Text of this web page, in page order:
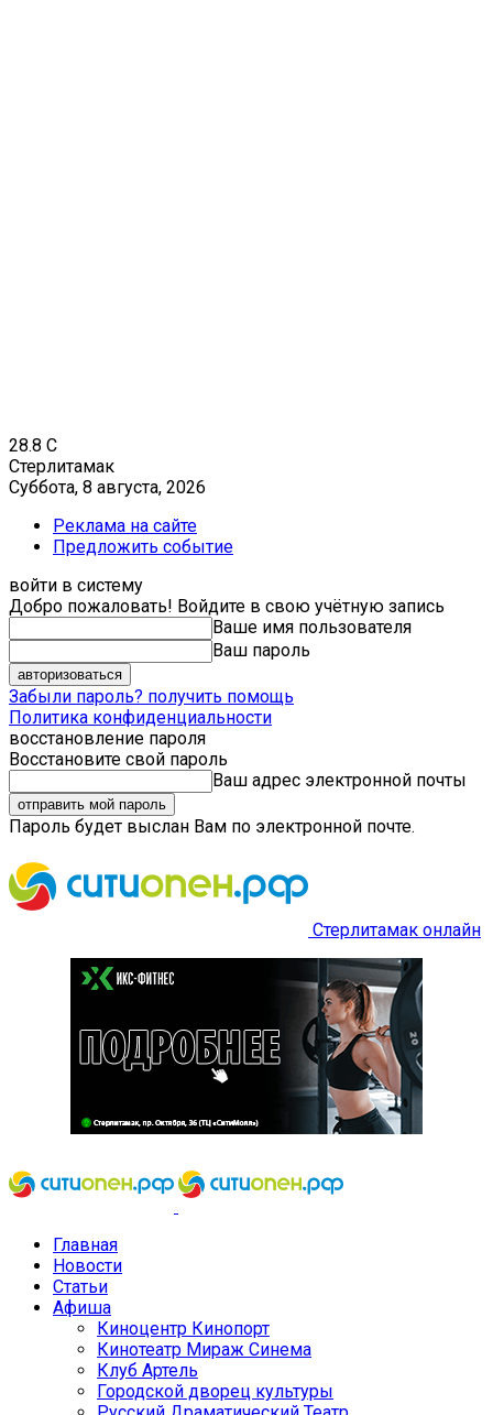
28.8 C
Стерлитамак
Суббота, 8 августа, 2026
Реклама на сайте
Предложить событие
войти в систему
Добро пожаловать! Войдите в свою учётную запись
Ваше имя пользователя
Ваш пароль
Забыли пароль? получить помощь
Политика конфиденциальности
восстановление пароля
Восстановите свой пароль
Ваш адрес электронной почты
Пароль будет выслан Вам по электронной почте.
Стерлитамак онлайн
Главная
Новости
Статьи
Афиша
Киноцентр Кинопорт
Кинотеатр Мираж Синема
Клуб Артель
Городской дворец культуры